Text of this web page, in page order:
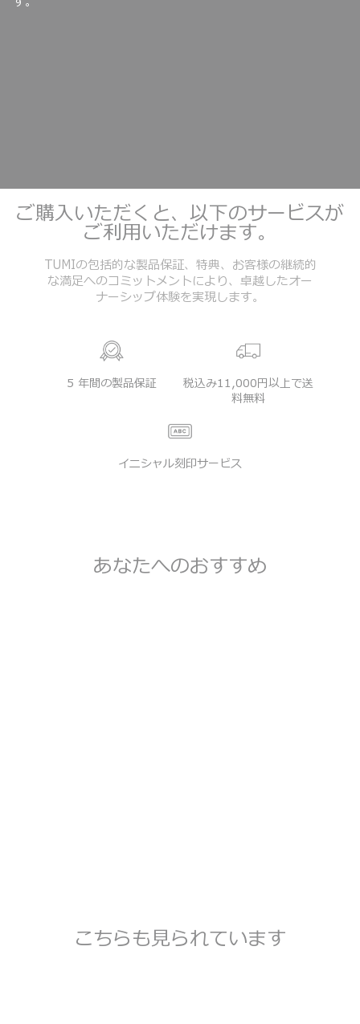
軽量でありながらより高い強度を誇ります。
ご購入いただくと、以下のサービスが
ご利用いただけます。
TUMIの包括的な製品保証、特典、お客様の継続的
な満足へのコミットメントにより、卓越したオー
ナーシップ体験を実現します。
5 年間の製品保証
税込み11,000円以上で送
料無料
イニシャル刻印サービス
こちらも見られています
あなたへのおすすめ